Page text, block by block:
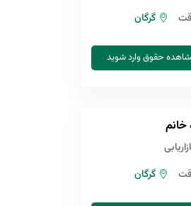
گرگان
حقوق وارد شوید
خانم
گرگان